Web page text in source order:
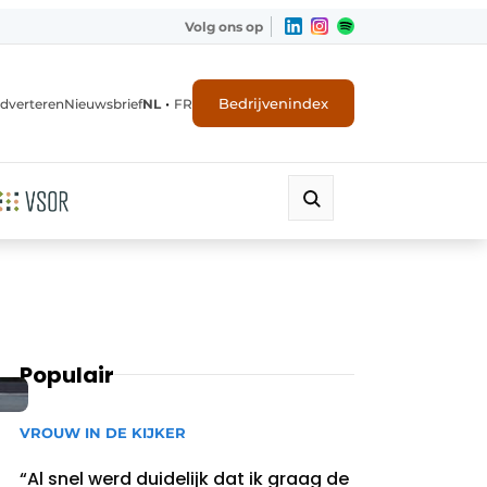
Volg ons op
NieuwsbriefNL • FR Bedrijvenindex
Populair
VROUW IN DE KIJKER
“Al snel werd duidelijk dat ik graag de